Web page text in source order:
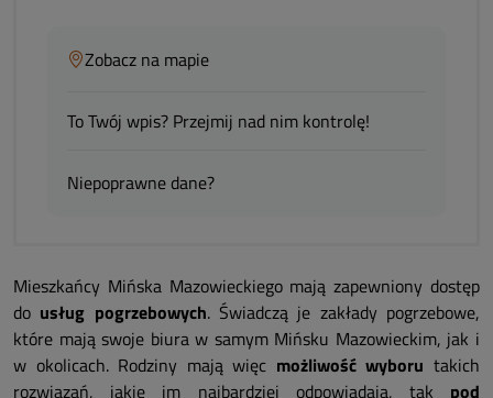
Zobacz na mapie
To Twój wpis? Przejmij nad nim kontrolę!
Niepoprawne dane?
Mieszkańcy Mińska Mazowieckiego mają zapewniony dostęp
do usług pogrzebowych. Świadczą je zakłady pogrzebowe,
które mają swoje biura w samym Mińsku Mazowieckim, jak i
w okolicach. Rodziny mają więc możliwość wyboru takich
rozwiązań, jakie im najbardziej odpowiadają, tak pod